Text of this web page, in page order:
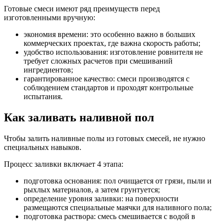
Готовые смеси имеют ряд преимуществ перед
изготовленными вручную:
экономия времени: это особенно важно в больших
коммерческих проектах, где важна скорость работы;
удобство использования: изготовление ровнителя не
требует сложных расчетов при смешиваний
ингредиентов;
гарантированное качество: смеси производятся с
соблюдением стандартов и проходят контрольные
испытания.
Как заливать наливной пол
Чтобы залить наливные полы из готовых смесей, не нужно
специальных навыков.
Процесс заливки включает 4 этапа:
подготовка основания: пол очищается от грязи, пыли и
рыхлых материалов, а затем грунтуется;
определение уровня заливки: на поверхности
размещаются специальные маячки для наливного пола;
подготовка раствора: смесь смешивается с водой в